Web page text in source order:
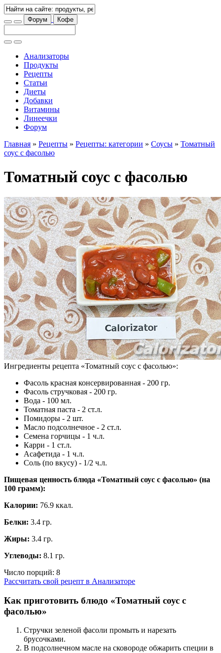
Форум Кофе
Анализаторы
Продукты
Рецепты
Статьи
Диеты
Добавки
Витамины
Линеечки
Форум
Главная » Рецепты » Рецепты: категории » Соусы » Томатный
соус с фасолью
Томатный соус с фасолью
Ингредиенты рецепта «Томатный соус с фасолью»:
Фасоль красная консервированная - 200 гр.
Фасоль стручковая - 200 гр.
Вода - 100 мл.
Томатная паста - 2 ст.л.
Помидоры - 2 шт.
Масло подсолнечное - 2 ст.л.
Семена горчицы - 1 ч.л.
Карри - 1 ст.л.
Асафетида - 1 ч.л.
Соль (по вкусу) - 1/2 ч.л.
Пищевая ценность блюда «Томатный соус с фасолью» (на
100 грамм):
Калории: 76.9 ккал.
Белки: 3.4 гр.
Жиры: 3.4 гр.
Углеводы: 8.1 гр.
Число порций: 8
Рассчитать свой рецепт в Анализаторе
Как приготовить блюдо «Томатный соус с
фасолью»
Стручки зеленой фасоли промыть и нарезать
брусочками.
В подсолнечном масле на сковороде обжарить специи в